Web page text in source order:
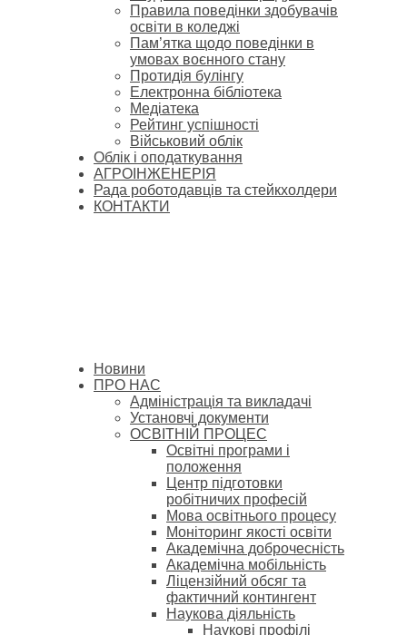
Правила поведінки здобувачів
освіти в коледжі
Пам’ятка щодо поведінки в
умовах воєнного стану
Протидія булінгу
Електронна бібліотека
Медіатека
Рейтинг успішності
Військовий облік
Облік і оподаткування
АГРОІНЖЕНЕРІЯ
Рада роботодавців та стейкхолдери
КОНТАКТИ
Новини
ПРО НАС
Адміністрація та викладачі
Установчі документи
ОСВІТНІЙ ПРОЦЕС
Освітні програми і
положення
Центр підготовки
робітничих професій
Мова освітнього процесу
Моніторинг якості освіти
Академічна доброчесність
Академічна мобільність
Ліцензійний обсяг та
фактичний контингент
Наукова діяльність
Наукові профілі